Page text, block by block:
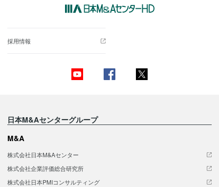
採用情報
日本M&Aセンターグループ
M&A
株式会社日本M&Aセンター
株式会社企業評価総合研究所
株式会社日本PMIコンサルティング